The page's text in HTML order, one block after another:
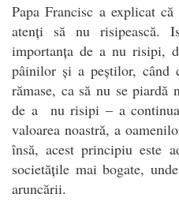
Papa Francisc a explicat
atenți să nu risipească.
importanța de a nu risipi,
pâinilor și a peștilor, când
rămase, ca să nu se
de a nu risipi – a
valoarea noastră, a
însă, acest principiu este
societățile mai bogate,
aruncării.